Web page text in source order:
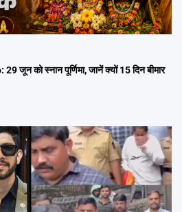
को स्नान पूर्णिमा, जानें क्यों 15 दिन बीमार